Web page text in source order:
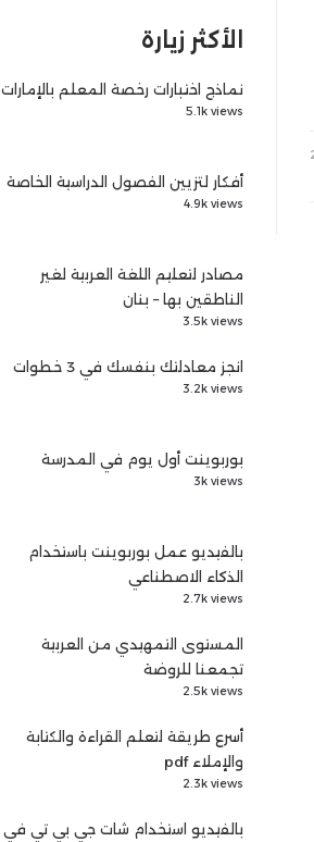
الأكثر زيارة
نماذج اختبارات رخصة المعلم بالإمارات
5.1k views
أفكار لتزيين الفصول الدراسية الخاصة
4.9k views
مصادر لتعليم اللغة العربية لغير
الناطقين بها – بنان
3.5k views
انجز معادلتك بنفسك في 3 خطوات
3.2k views
بوربوينت أول يوم في المدرسة
3k views
بالفيديو عمل بوربوينت باستخدام
الذكاء الاصطناعي
2.7k views
المستوى التمهيدي من العربية
تجمعنا للروضة
2.5k views
أسرع طريقة لتعلم القراءة والكتابة
والإملاء pdf
2.3k views
بالفيديو استخدام شات جي بي تي في